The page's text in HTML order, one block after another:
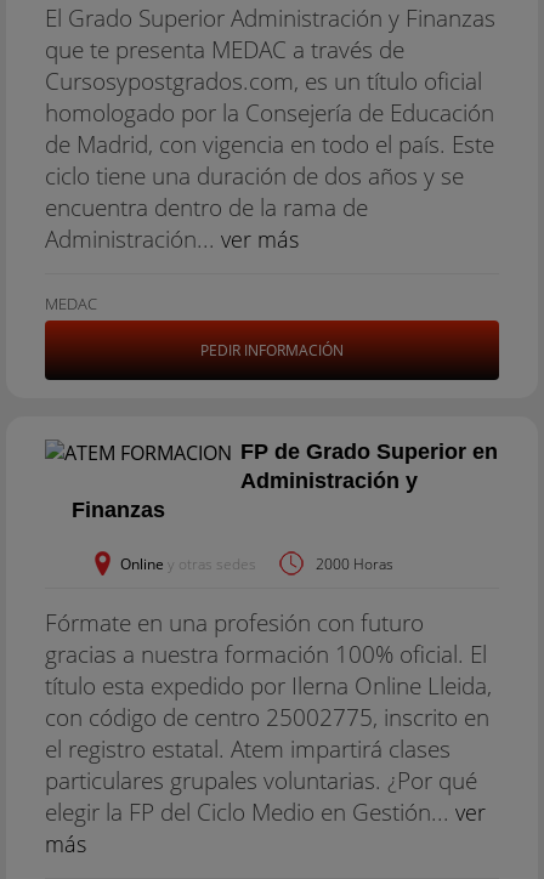
El Grado Superior Administración y Finanzas
que te presenta MEDAC a través de
Cursosypostgrados.com, es un título oficial
homologado por la Consejería de Educación
de Madrid, con vigencia en todo el país. Este
ciclo tiene una duración de dos años y se
encuentra dentro de la rama de
Administración... ver más
MEDAC
PEDIR INFORMACIÓN
FP de Grado Superior en
Administración y
Finanzas
Online y otras sedes 2000 Horas
Fórmate en una profesión con futuro
gracias a nuestra formación 100% oficial. El
título esta expedido por Ilerna Online Lleida,
con código de centro 25002775, inscrito en
el registro estatal. Atem impartirá clases
particulares grupales voluntarias. ¿Por qué
elegir la FP del Ciclo Medio en Gestión... ver
más